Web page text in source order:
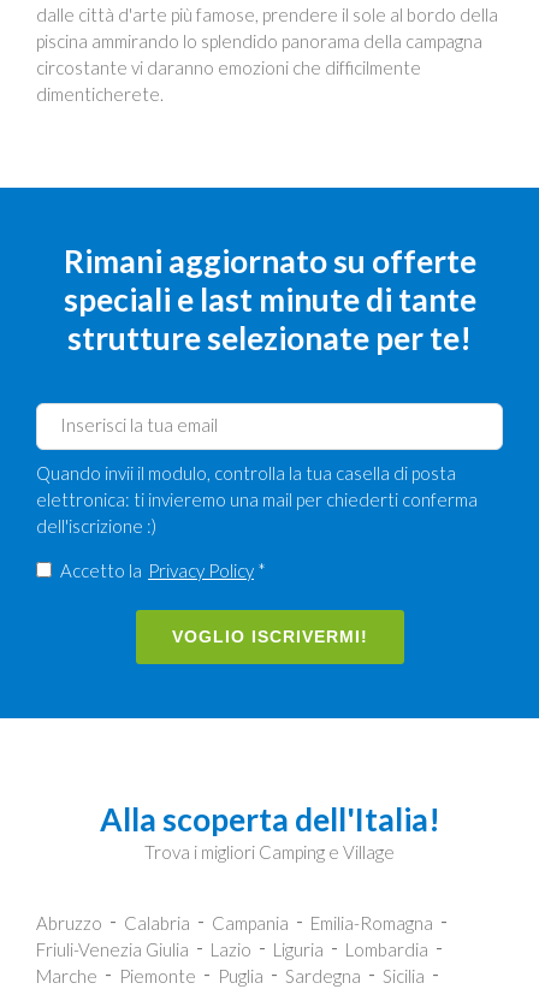
dalle città d'arte più famose, prendere il sole al bordo della
piscina ammirando lo splendido panorama della campagna
circostante vi daranno emozioni che difficilmente
dimenticherete.
Rimani aggiornato su offerte
speciali e last minute di tante
strutture selezionate per te!
Quando invii il modulo, controlla la tua casella di posta
elettronica: ti invieremo una mail per chiederti conferma
dell'iscrizione :)
Accetto la Privacy Policy *
VOGLIO ISCRIVERMI!
Alla scoperta dell'Italia!
Trova i migliori Camping e Village
Abruzzo Calabria Campania
Emilia-Romagna
Friuli-Venezia Giulia
Lazio Liguria
Lombardia
Marche
Piemonte Puglia Sardegna
Sicilia